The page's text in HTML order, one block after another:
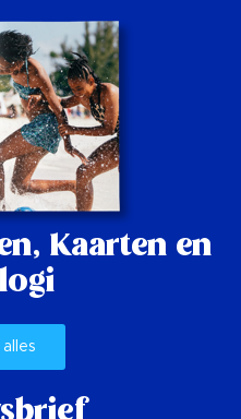
Kaarten en
alles